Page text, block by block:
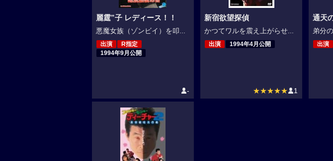
麗霆”子 レディース！！
悪魔女族（ゾンビイ）を叩...
出演
R指定
1994年9月公開
-
新宿欲望探偵
かつてワルを震え上がらせ...
出演 1994年4月公開
★★★★★ 1
通天
弟分
出演